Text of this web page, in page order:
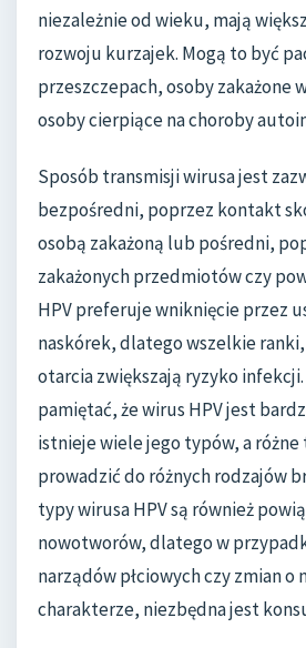
niezależnie od wieku, mają
rozwoju kurzajek. Mogą to być
przeszczepach, osoby zakażone
osoby cierpiące na choroby
Sposób transmisji wirusa jest
bezpośredni, poprzez kontakt
osobą zakażoną lub pośredni,
zakażonych przedmiotów czy
HPV preferuje wniknięcie przez
naskórek, dlatego wszelkie
otarcia zwiększają ryzyko
pamiętać, że wirus HPV jest
istnieje wiele jego typów, a
prowadzić do różnych rodzajów
typy wirusa HPV są również
nowotworów, dlatego w
narządów płciowych czy zmian
charakterze, niezbędna jest